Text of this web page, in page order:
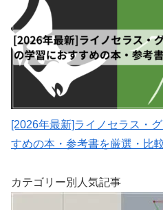
[2026年最新]ライノセラス・
すめの本・参考書を厳選・比
カテゴリー別人気記事